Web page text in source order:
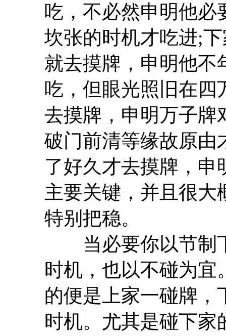
吃，不必然申明他必
坎张的时机才吃进;
就去摸牌，申明他不
吃，但眼光照旧在四
去摸牌，申明万子牌
破门前清等缘故原由
了好久才去摸牌，申
主要关键，并且很大
特别把稳。
当必要你以节制
时机，也以不碰为宜
的便是上家一碰牌，
时机。尤其是碰下家